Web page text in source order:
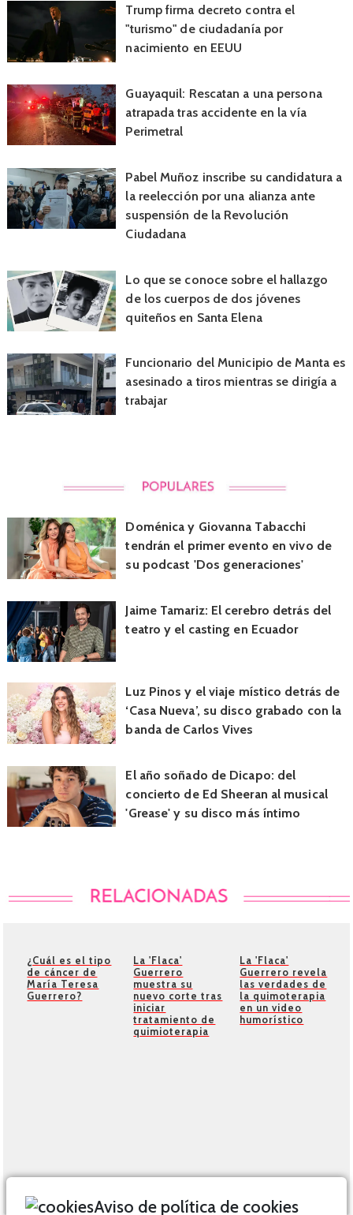
Trump firma decreto contra el
"turismo" de ciudadanía por
nacimiento en EEUU
Guayaquil: Rescatan a una persona
atrapada tras accidente en la vía
Perimetral
Pabel Muñoz inscribe su candidatura a
la reelección por una alianza ante
suspensión de la Revolución
Ciudadana
Lo que se conoce sobre el hallazgo
de los cuerpos de dos jóvenes
quiteños en Santa Elena
Funcionario del Municipio de Manta es
asesinado a tiros mientras se dirigía a
trabajar
Doménica y Giovanna Tabacchi
tendrán el primer evento en vivo de
su podcast 'Dos generaciones'
Jaime Tamariz: El cerebro detrás del
teatro y el casting en Ecuador
Luz Pinos y el viaje místico detrás de
‘Casa Nueva’, su disco grabado con la
banda de Carlos Vives
El año soñado de Dicapo: del
concierto de Ed Sheeran al musical
'Grease' y su disco más íntimo
¿Cuál es el tipo
de cáncer de
María Teresa
Guerrero?
La 'Flaca'
Guerrero
muestra su
nuevo corte tras
iniciar
tratamiento de
quimioterapia
La 'Flaca'
Guerrero revela
las verdades de
la quimoterapia
en un video
humorístico
Aviso de política de cookies